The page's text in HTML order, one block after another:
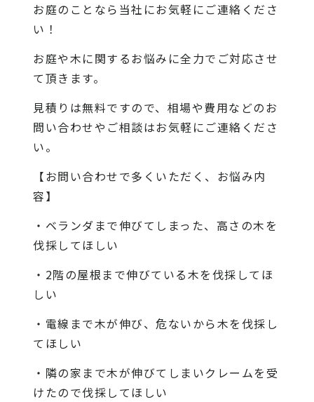
お庭のことなら当社にお気軽にご連絡くださ
い！
お庭や木に関するお悩みに全力でご対応させ
て頂きます。
見積りは無料ですので、相場や費用などのお
問い合わせやご相談はお気軽にご連絡くださ
い。
【お問い合わせで多くいただく、お悩み内
容】
・ベランダまで伸びてしまった、高さの木を
伐採してほしい
・2階の屋根まで伸びている木を伐採してほ
しい
・電線まで木が伸び、危ないから木を伐採し
てほしい
・隣の家まで木が伸びてしまいクレームを受
けたので伐採してほしい